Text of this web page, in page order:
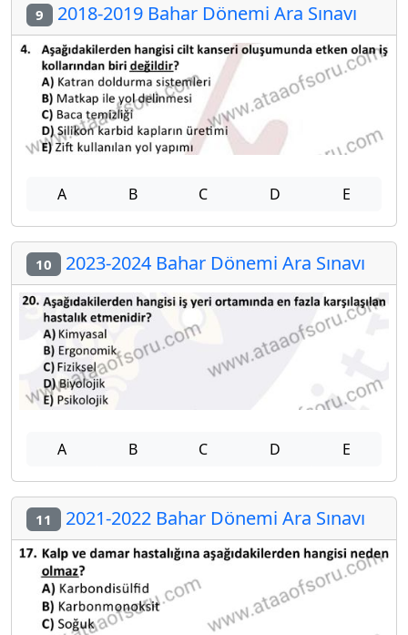
9 2018-2019 Bahar Dönemi Ara Sınavı
A B C D E
10 2023-2024 Bahar Dönemi Ara Sınavı
A B C D E
11 2021-2022 Bahar Dönemi Ara Sınavı